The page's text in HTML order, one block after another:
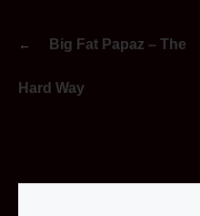
de
Big Fat Papaz – The
Hard Way